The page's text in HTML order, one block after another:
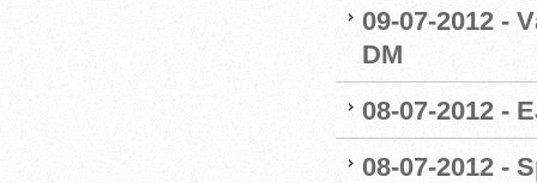
09-07-2012 -
DM
08-07-2012 -
08-07-2012 -